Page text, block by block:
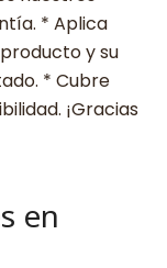
* Aplica
y su
* Cubre
¡Gracias
en